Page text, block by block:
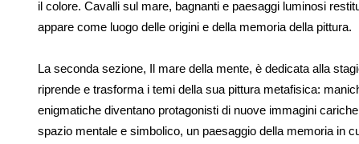
il colore. Cavalli sul mare, bagnanti e paesaggi luminosi
appare come luogo delle origini e della memoria della pittura.
La seconda sezione, Il mare della mente, è dedicata alla
riprende e trasforma i temi della sua pittura metafisica:
enigmatiche diventano protagonisti di nuove immagini
spazio mentale e simbolico, un paesaggio della memoria in